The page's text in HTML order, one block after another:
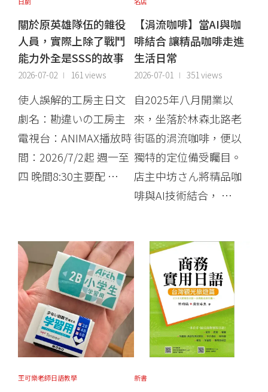
關於原英雄隊伍的雜役
人員，實際上除了戰鬥
能力外全是SSS的故事
2026-07-02 161 views
使人誤解的工房主日文
劇名：勘違いの工房主
電視台：ANIMAX播放時
間：2026/7/2起 週一至
四 晚間8:30主要配 …
【涓流咖啡】當AI與咖
啡結合 讓精品咖啡走進
生活日常
2026-07-01 351 views
自2025年八月開業以
來，坐落於林森北路老
街區的涓流咖啡，便以
獨特的定位備受矚目。
店主中坊さん將精品咖
啡與AI技術結合， …
王可樂老師日語教學 新書